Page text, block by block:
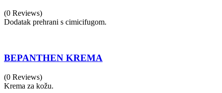
(0 Reviews)
Dodatak prehrani s cimicifugom.
BEPANTHEN KREMA
(0 Reviews)
Krema za kožu.